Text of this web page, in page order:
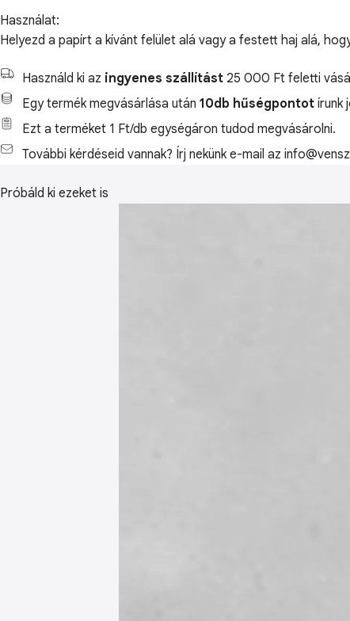
Használat:
Helyezd a papírt a kívánt felület alá vagy a festett haj alá,
Használd ki az ingyenes szállítást 25 000 Ft feletti
Egy termék megvásárlása után 10db hűségpontot írunk
Ezt a terméket 1 Ft/db egységáron tudod megvásárolni.
További kérdéseid vannak? Írj nekünk e-mail az
Próbáld ki ezeket is